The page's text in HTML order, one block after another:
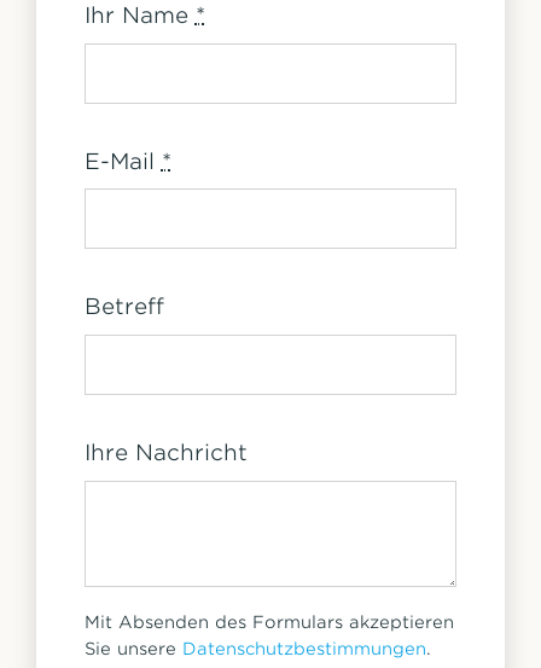
Ihr Name *
E-Mail *
Betreff
Ihre Nachricht
Mit Absenden des Formulars akzeptieren
Sie unsere Datenschutzbestimmungen.